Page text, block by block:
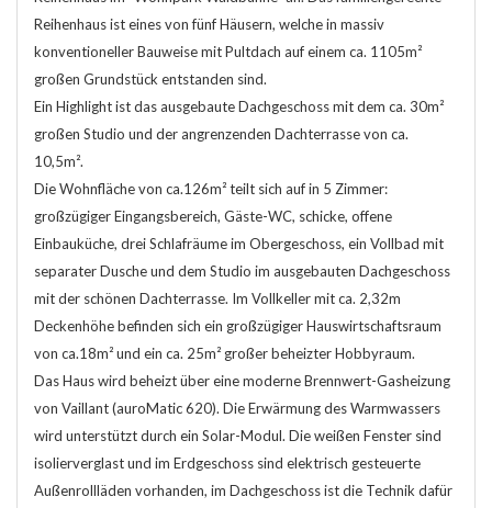
Reihenhaus ist eines von fünf Häusern, welche in massiv
konventioneller Bauweise mit Pultdach auf einem ca. 1105m²
großen Grundstück entstanden sind.
Ein Highlight ist das ausgebaute Dachgeschoss mit dem ca. 30m²
großen Studio und der angrenzenden Dachterrasse von ca.
10,5m².
Die Wohnfläche von ca.126m² teilt sich auf in 5 Zimmer:
großzügiger Eingangsbereich, Gäste-WC, schicke, offene
Einbauküche, drei Schlafräume im Obergeschoss, ein Vollbad mit
separater Dusche und dem Studio im ausgebauten Dachgeschoss
mit der schönen Dachterrasse. Im Vollkeller mit ca. 2,32m
Deckenhöhe befinden sich ein großzügiger Hauswirtschaftsraum
von ca.18m² und ein ca. 25m² großer beheizter Hobbyraum.
Das Haus wird beheizt über eine moderne Brennwert-Gasheizung
von Vaillant (auroMatic 620). Die Erwärmung des Warmwassers
wird unterstützt durch ein Solar-Modul. Die weißen Fenster sind
isolierverglast und im Erdgeschoss sind elektrisch gesteuerte
Außenrollläden vorhanden, im Dachgeschoss ist die Technik dafür